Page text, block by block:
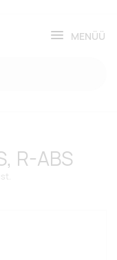
MENÜÜ
R-ABS